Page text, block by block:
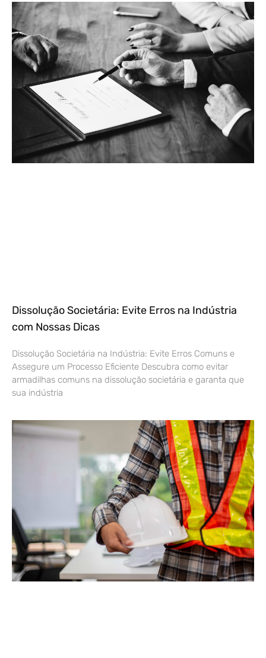
Dissolução Societária: Evite Erros na Indústria
com Nossas Dicas
Dissolução Societária na Indústria: Evite Erros Comuns e
Assegure um Processo Eficiente Descubra como evitar
armadilhas comuns na dissolução societária e garanta que
sua indústria